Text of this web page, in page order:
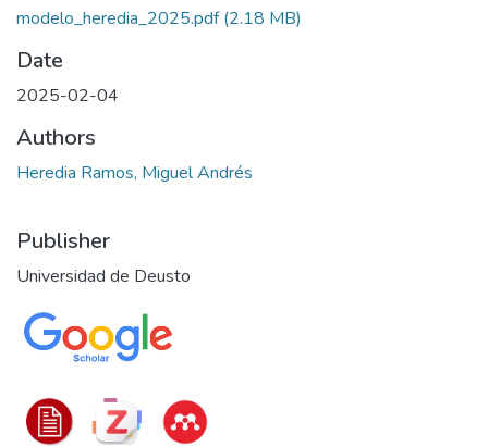
modelo_heredia_2025.pdf(2.18 MB)
Date
2025-02-04
Authors
Heredia Ramos, Miguel Andrés
Publisher
Universidad de Deusto